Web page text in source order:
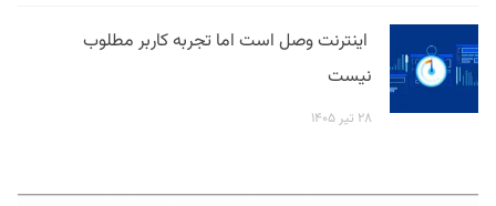
اینترنت وصل است اما تجربه کاربر مطلوب
نیست
۲۸ تیر ۱۴۰۵